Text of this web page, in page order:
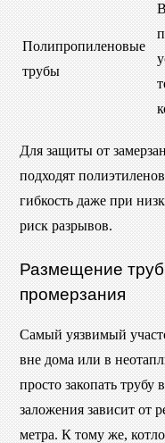
Полипропиленовые
трубы
Для защиты от
подходят
гибкость даже при
риск разрывов.
Размещение
промерзания
Самый уязвимый
вне дома или в
просто закопать
заложения зависит от
метра. К тому же,